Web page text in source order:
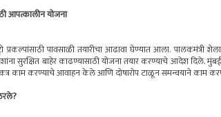
आपत्कालीन योजना
प्रकल्पांसाठी पावसाळी तयारीचा आढावा घेण्यात आला. पालकमंत्री
सुरक्षित बाहेर काढण्यासाठी योजना तयार करण्याचे आदेश दिले.
काम करण्याचे आवाहन केले आणि दोषारोप टाळून समन्वयाने काम